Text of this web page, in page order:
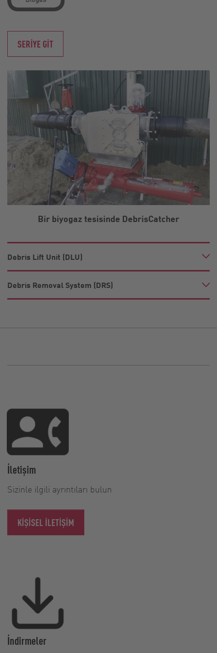
SERIYE GIT
Bir biyogaz tesisinde DebrisCatcher
Debris Lift Unit (DLU)
Debris Removal System (DRS)
İletişim
Sizinle ilgili ayrıntıları bulun
KIŞISEL ILETIŞIM
İndirmeler